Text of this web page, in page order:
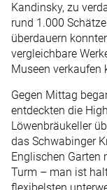
Kandinsky, zu
rund 1.000
überdauern
vergleichbare
Museen verkaufen
Gegen Mittag
entdeckten die
Löwenbräukeller
das Schwabinger
Englischen Garten
Turm – man ist
flexibelsten